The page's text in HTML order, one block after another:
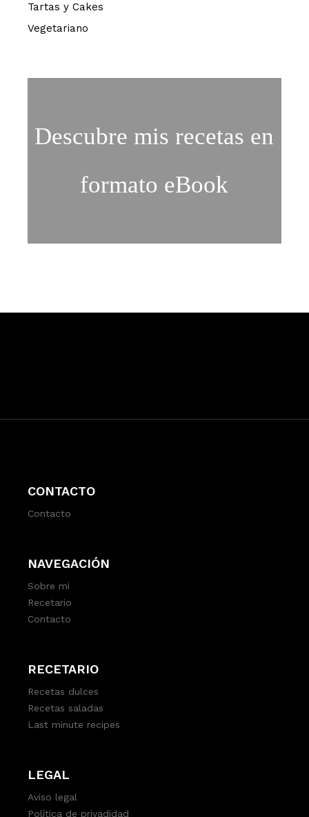
Tartas y Cakes
Vegetariano
Descubre mis recetas en
formato eBook
CONTACTO
Contacto
NAVEGACIÓN
Sobre mi
Recetario
Contacto
RECETARIO
Recetas dulces
Recetas saladas
Last minute recipes
LEGAL
Aviso legal
Política de privadidad